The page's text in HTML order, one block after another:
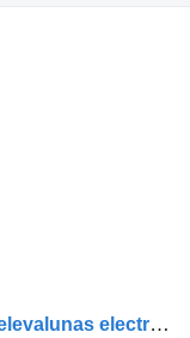
Motoras geam stanga 81259706107 elevalunas electrico para MAN TGX cabeza tractora